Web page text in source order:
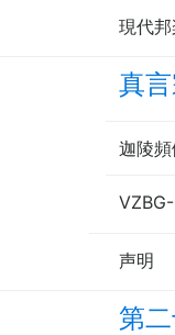
現代邦
真
迦陵
声明
第